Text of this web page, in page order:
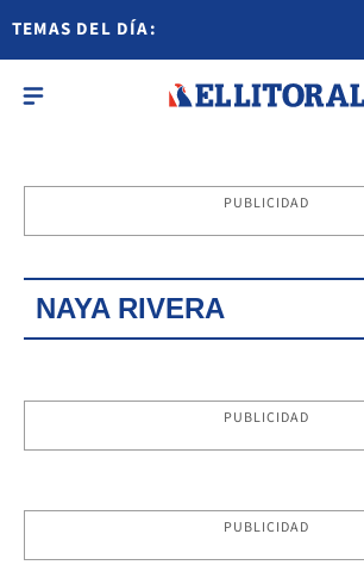
TEMAS DEL DÍA:
PUBLICIDAD
NAYA RIVERA
PUBLICIDAD
PUBLICIDAD